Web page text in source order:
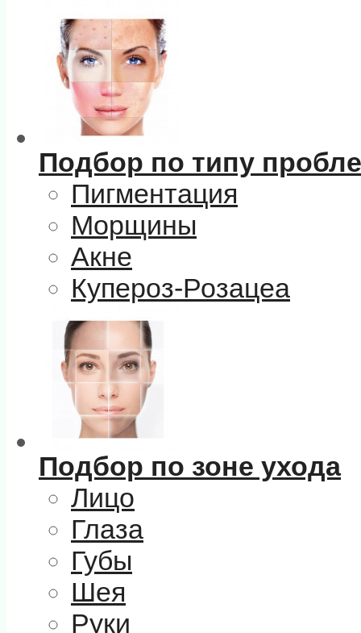
Подбор по типу
Пигментация
Морщины
Акне
Купероз-Розацеа
Подбор по зоне ухода
Лицо
Глаза
Губы
Шея
Руки